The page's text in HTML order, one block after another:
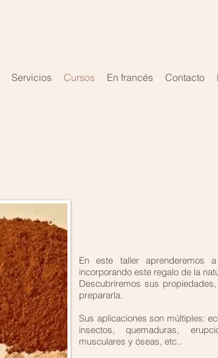
Servicios Cursos En francés Contacto
En este taller aprenderemos
incorporando este regalo de la
Descubriremos sus
prepararla.
Sus aplicaciones son múltiples:
insectos, quemaduras,
musculares y óseas, etc..